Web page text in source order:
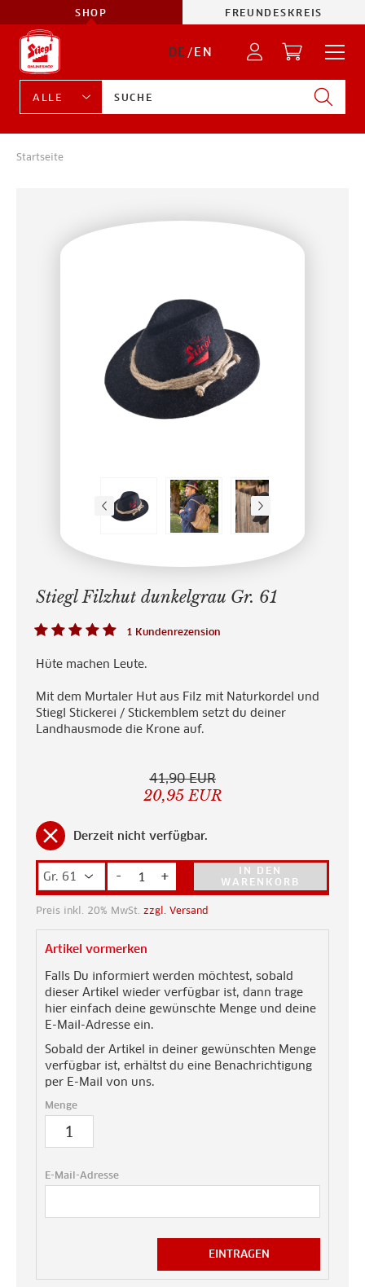
SHOP FREUNDESKREIS
DE/EN
Startseite
Stiegl Filzhut dunkelgrau Gr. 61
1 Kundenrezension
Hüte machen Leute.
Mit dem Murtaler Hut aus Filz mit Naturkordel und
Stiegl Stickerei / Stickemblem setzt du deiner
Landhausmode die Krone auf.
41,90 EUR
20,95 EUR
clear Derzeit nicht verfügbar.
- +
IN DEN
WARENKORB
Preis inkl. 20% MwSt. zzgl. Versand
Artikel vormerken
Falls Du informiert werden möchtest, sobald
dieser Artikel wieder verfügbar ist, dann trage
hier einfach deine gewünschte Menge und deine
E-Mail-Adresse ein.
Sobald der Artikel in deiner gewünschten Menge
verfügbar ist, erhältst du eine Benachrichtigung
per E-Mail von uns.
Menge
E-Mail-Adresse
EINTRAGEN